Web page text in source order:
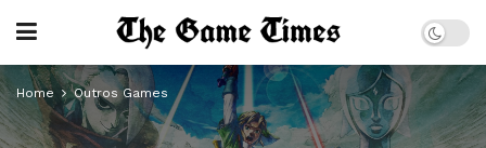
Home Outros Games